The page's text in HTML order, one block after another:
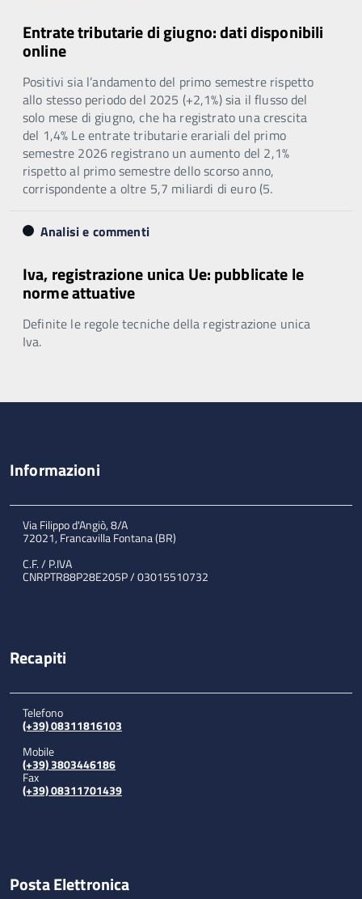
Entrate tributarie di giugno: dati disponibili
online
Positivi sia l’andamento del primo semestre rispetto
allo stesso periodo del 2025 (+2,1%) sia il flusso del
solo mese di giugno, che ha registrato una crescita
del 1,4% Le entrate tributarie erariali del primo
semestre 2026 registrano un aumento del 2,1%
rispetto al primo semestre dello scorso anno,
corrispondente a oltre 5,7 miliardi di euro (5.
Analisi e commenti
Iva, registrazione unica Ue: pubblicate le
norme attuative
Definite le regole tecniche della registrazione unica
Iva.
Informazioni
Via Filippo d'Angiò, 8/A
72021, Francavilla Fontana (BR)
C.F. / P.IVA
CNRPTR88P28E205P / 03015510732
Recapiti
Telefono
(+39) 08311816103
Mobile
(+39) 3803446186
Fax
(+39) 08311701439
Posta Elettronica